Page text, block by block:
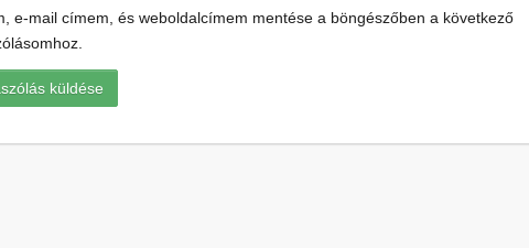
e-mail címem, és weboldalcímem mentése a böngészőben a következő